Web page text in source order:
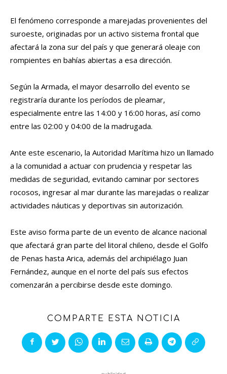
El fenómeno corresponde a marejadas provenientes del
suroeste, originadas por un activo sistema frontal que
afectará la zona sur del país y que generará oleaje con
rompientes en bahías abiertas a esa dirección.
Según la Armada, el mayor desarrollo del evento se
registraría durante los períodos de pleamar,
especialmente entre las 14:00 y 16:00 horas, así como
entre las 02:00 y 04:00 de la madrugada.
Ante este escenario, la Autoridad Marítima hizo un llamado
a la comunidad a actuar con prudencia y respetar las
medidas de seguridad, evitando caminar por sectores
rocosos, ingresar al mar durante las marejadas o realizar
actividades náuticas y deportivas sin autorización.
Este aviso forma parte de un evento de alcance nacional
que afectará gran parte del litoral chileno, desde el Golfo
de Penas hasta Arica, además del archipiélago Juan
Fernández, aunque en el norte del país sus efectos
comenzarán a percibirse desde este domingo.
COMPARTE ESTA NOTICIA